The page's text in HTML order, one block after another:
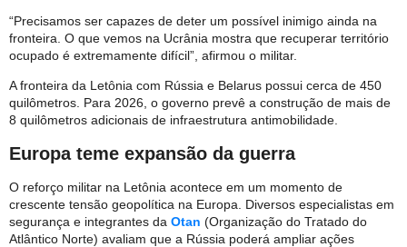
“Precisamos ser capazes de deter um possível inimigo ainda na
fronteira. O que vemos na Ucrânia mostra que recuperar território
ocupado é extremamente difícil”, afirmou o militar.
A fronteira da Letônia com Rússia e Belarus possui cerca de 450
quilômetros. Para 2026, o governo prevê a construção de mais de
8 quilômetros adicionais de infraestrutura antimobilidade.
Europa teme expansão da guerra
O reforço militar na Letônia acontece em um momento de
crescente tensão geopolítica na Europa. Diversos especialistas em
segurança e integrantes da Otan (Organização do Tratado do
Atlântico Norte) avaliam que a Rússia poderá ampliar ações